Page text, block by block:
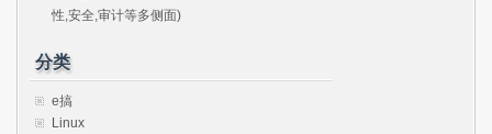
性,安全,审计等多侧面)
分类
e搞
Linux